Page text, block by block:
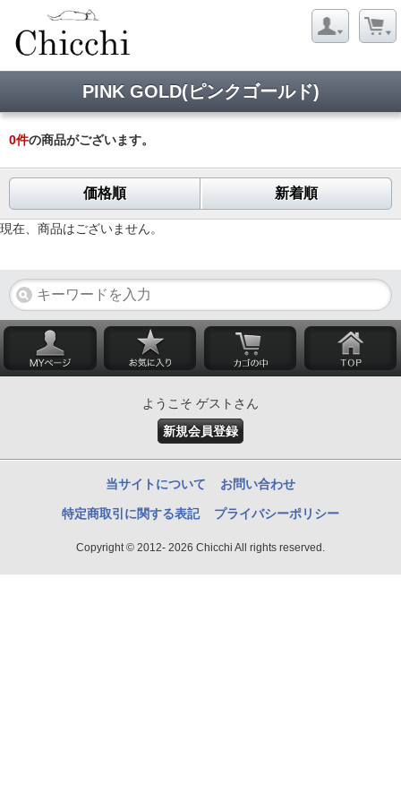
PINK GOLD(ピンクゴールド)
0件の商品がございます。
価格順 新着順
現在、商品はございません。
ようこそ ゲストさん
新規会員登録
当サイトについて お問い合わせ
特定商取引に関する表記 プライバシーポリシー
Copyright © 2012- 2026 Chicchi All rights reserved.